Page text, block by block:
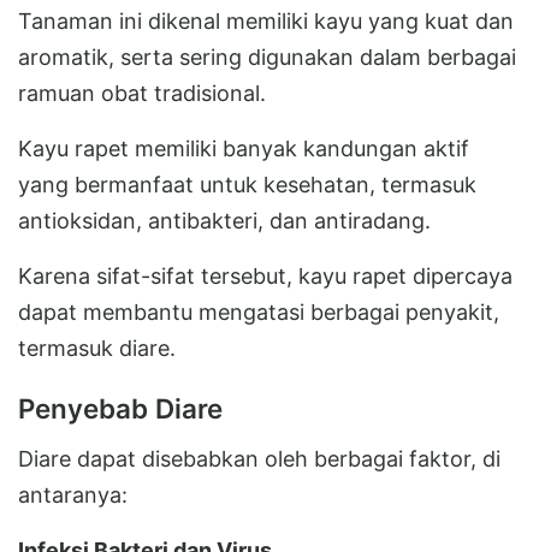
Tanaman ini dikenal memiliki kayu yang kuat dan
aromatik, serta sering digunakan dalam berbagai
ramuan obat tradisional.
Kayu rapet memiliki banyak kandungan aktif
yang bermanfaat untuk kesehatan, termasuk
antioksidan, antibakteri, dan antiradang.
Karena sifat-sifat tersebut, kayu rapet dipercaya
dapat membantu mengatasi berbagai penyakit,
termasuk diare.
Penyebab Diare
Diare dapat disebabkan oleh berbagai faktor, di
antaranya: